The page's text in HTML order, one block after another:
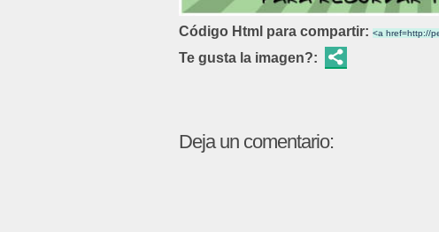
Código Html para compartir:
Te gusta la imagen?:
Deja un comentario: